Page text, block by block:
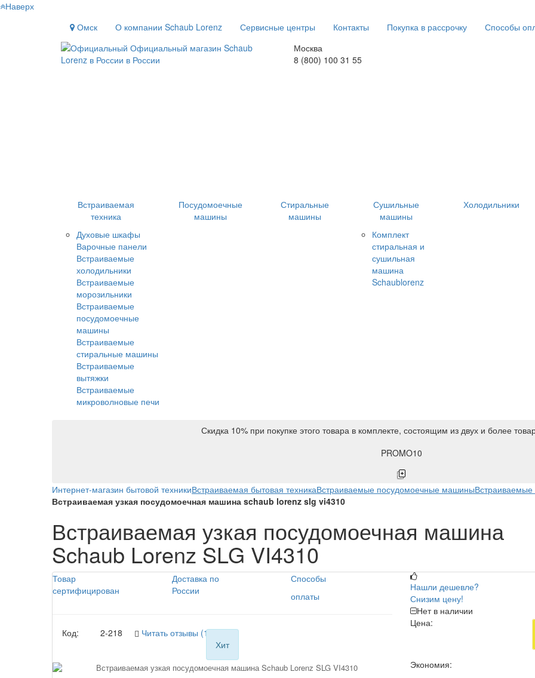
Наверх
Омск
О компании Schaub Lorenz Сервисные центры Контакты Покупка в рассрочку
Способы
Москва
8 (800) 100 31 55
Встраиваемая
техника
Духовые шкафы
Варочные панели
Встраиваемые
холодильники
Встраиваемые
морозильники
Встраиваемые
посудомоечные
машины
Встраиваемые
стиральные машины
Встраиваемые
вытяжки
Встраиваемые
микроволновые печи
Посудомоечные
машины
Стиральные
машины
Сушильные
машины
Комплект
стиральная и
сушильная
машина
Schaublorenz
Холодильники
Скидка 10% при покупке этого товара в комплекте, состоящим из двух и более
PROMO10
Интернет-магазин бытовой техникиВстраиваемая бытовая техникаВстраиваемые посудомоечные машины
Встраиваемая узкая посудомоечная машина schaub lorenz slg vi4310
Встраиваемая узкая посудомоечная машина
Schaub Lorenz SLG VI4310
Товар
сертифицирован
Доставка по
России
Способы
оплаты
Код: 2-218
Читать отзывы (1)
Хит
Нашли дешевле?
Снизим цену!
Нет в наличии
Цена:
Экономия: